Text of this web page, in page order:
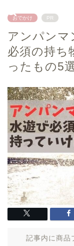
おでかけ PR
アンパンマ
必須の持ち
ったもの5
記事内に商品